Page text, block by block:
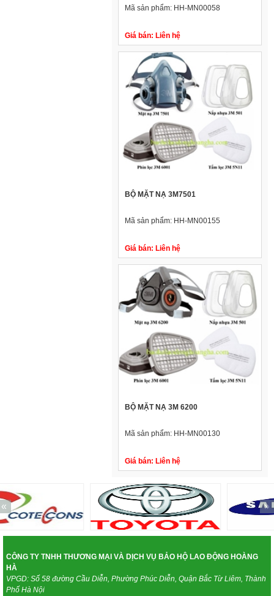
Mã sản phẩm: HH-MN00058
Giá bán: Liên hệ
BỘ MẶT NẠ 3M7501
Mã sản phẩm: HH-MN00155
Giá bán: Liên hệ
BỘ MẶT NẠ 3M 6200
Mã sản phẩm: HH-MN00130
Giá bán: Liên hệ
« »
CÔNG TY TNHH THƯƠNG MẠI VÀ DỊCH VỤ BẢO HỘ LAO ĐỘNG HOÀNG
HÀ
VPGD: Số 58 đường Cầu Diễn, Phường Phúc Diễn, Quận Bắc Từ Liêm, Thành
Phố Hà Nội